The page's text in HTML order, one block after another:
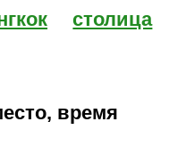
столица
время